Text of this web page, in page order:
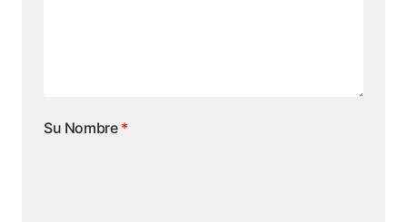
Su Nombre *